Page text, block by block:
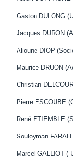
Gaston DULONG
Jacques DURON
Alioune DIOP
Maurice DRUON
Christian
Pierre ESCOUBE
René ETIEMBLE
Souleyman
Marcel GALLIOT (